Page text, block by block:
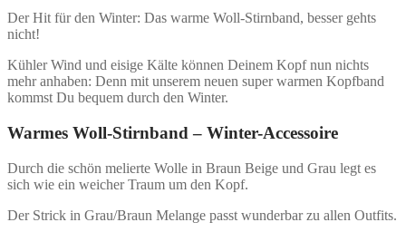
Der Hit für den Winter: Das warme Woll-Stirnband, besser gehts
nicht!
Kühler Wind und eisige Kälte können Deinem Kopf nun nichts
mehr anhaben: Denn mit unserem neuen super warmen Kopfband
kommst Du bequem durch den Winter.
Warmes Woll-Stirnband – Winter-Accessoire
Durch die schön melierte Wolle in Braun Beige und Grau legt es
sich wie ein weicher Traum um den Kopf.
Der Strick in Grau/Braun Melange passt wunderbar zu allen Outfits.